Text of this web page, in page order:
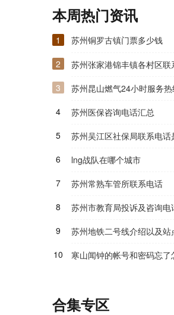
本周热门资讯
1
苏州铜罗古镇门票多少钱
2
苏州张家港锦丰镇各村区联
3
苏州昆山燃气24小时服务
4
苏州医保咨询电话汇总
5
苏州吴江区社保局联系电话
6
lng战队在哪个城市
7
苏州常熟车管所联系电话
8
苏州市教育局投诉及咨询电
9
苏州地铁二号线介绍以及站
10
寒山闻钟的帐号和密码忘
合集专区